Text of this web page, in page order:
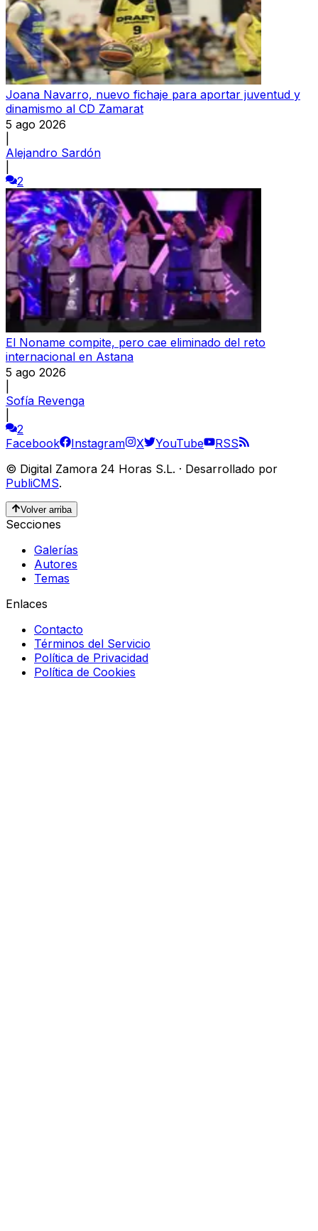
Joana Navarro, nuevo fichaje para aportar juventud y
dinamismo al CD Zamarat
5 ago 2026
Alejandro Sardón
2
El Noname compite, pero cae eliminado del reto
internacional en Astana
5 ago 2026
Sofía Revenga
2
Facebook
Instagram X YouTube
RSS
© Digital Zamora 24 Horas S.L. · Desarrollado por
PubliCMS.
Volver arriba
Secciones
Galerías
Autores
Temas
Enlaces
Contacto
Términos del Servicio
Política de Privacidad
Política de Cookies